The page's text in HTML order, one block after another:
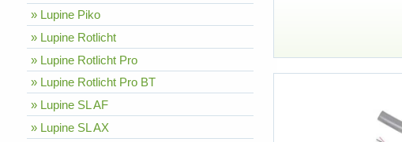
» Lupine Piko
» Lupine Rotlicht
» Lupine Rotlicht Pro
» Lupine Rotlicht Pro BT
» Lupine SL AF
» Lupine SL AX